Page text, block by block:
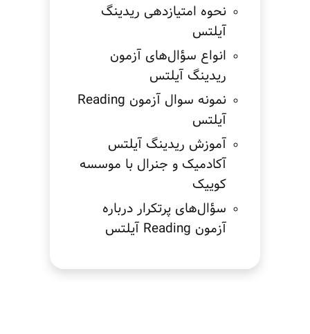
نحوه امتیازدهی ریدینگ
آیلتس
انواع سؤال‌های آزمون
ریدینگ آیلتس
نمونه سوال آزمون Reading
آیلتس
آموزش ریدینگ آیلتس
آکادمیک و جنرال با موسسه
کوییک
سؤال‌های پرتکرار درباره
آزمون Reading آیلتس